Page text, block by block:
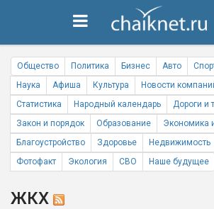
Общество Политика Бизнес Авто
Наука
Афиша Культура Новости
Статистика
Народный календарь
Дороги и
Закон и порядок
Образование
Экономика
Благоустройство
Здоровье Недвижимость
Фотофакт
Экология СВО Наше будущее
ЖКХ